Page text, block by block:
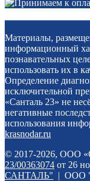
Материалы,
информационный
познавательных
использовать их в
Определение
исключительной
«Санталь 23» не
негативные
использования
krasnodar.ru
© 2017-2026, ООО
23/00363074 от 26
САНТАЛЬ" | ООО